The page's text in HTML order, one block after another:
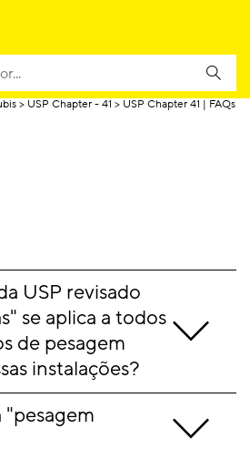
USP Chapter - 41 USP Chapter 41 | FAQs
USP revisado
se aplica a todos
de pesagem
instalações?